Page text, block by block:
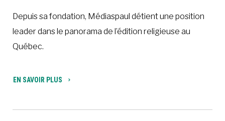
Depuis sa fondation, Médiaspaul détient une position
leader dans le panorama de l’édition religieuse au
Québec.
EN SAVOIR PLUS